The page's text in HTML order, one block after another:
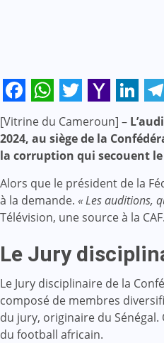
Facebook
WhatsApp
Twitter
Yahoo
Mail
[Vitrine du Cameroun] –
2024, au siège de la
la corruption qui secouent
Alors que le président de la
à la demande. « Les auditions,
Télévision, une source à la CAF.
Le Jury
Le Jury disciplinaire de la
composé de membres
du jury, originaire du
du football africain.